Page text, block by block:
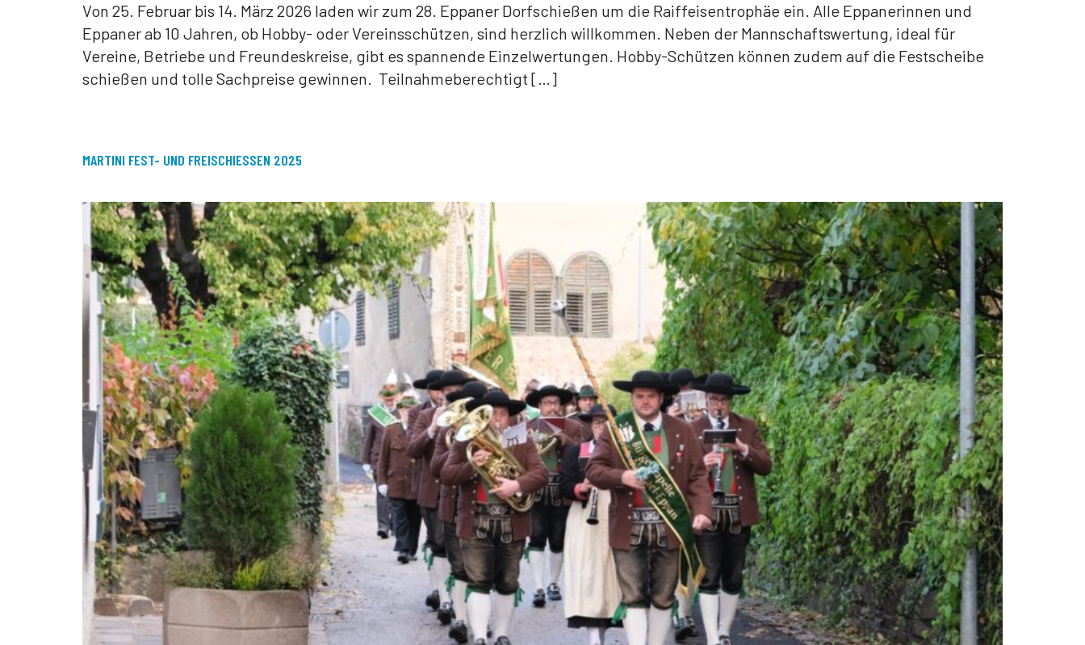
Von 25. Februar bis 14. März 2026 laden wir zum 28. Eppaner Dorfschießen um die Raiffeisentrophäe ein. Alle Eppanerinnen und
Eppaner ab 10 Jahren, ob Hobby- oder Vereinsschützen, sind herzlich willkommen. Neben der Mannschaftswertung, ideal für
Vereine, Betriebe und Freundeskreise, gibt es spannende Einzelwertungen. Hobby-Schützen können zudem auf die Festscheibe
schießen und tolle Sachpreise gewinnen. Teilnahmeberechtigt […]
MARTINI FEST- UND FREISCHIESSEN 2025